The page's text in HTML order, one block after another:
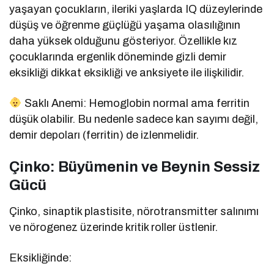
yaşayan çocukların, ileriki yaşlarda IQ düzeylerinde
düşüş ve öğrenme güçlüğü yaşama olasılığının
daha yüksek olduğunu gösteriyor. Özellikle kız
çocuklarında ergenlik döneminde gizli demir
eksikliği dikkat eksikliği ve anksiyete ile ilişkilidir.
Saklı Anemi: Hemoglobin normal ama ferritin
düşük olabilir. Bu nedenle sadece kan sayımı değil,
demir depoları (ferritin) de izlenmelidir.
Çinko: Büyümenin ve Beynin Sessiz
Gücü
Çinko, sinaptik plastisite, nörotransmitter salınımı
ve nörogenez üzerinde kritik roller üstlenir.
Eksikliğinde: